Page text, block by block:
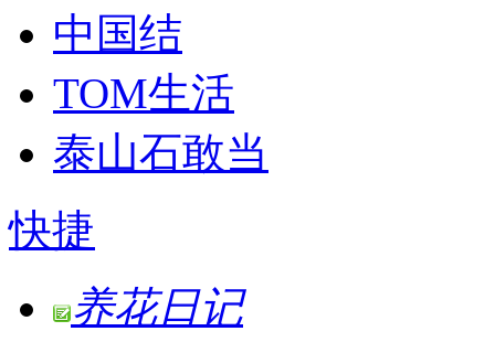
中国结
TOM生活
泰山石敢当
快捷
养花日记